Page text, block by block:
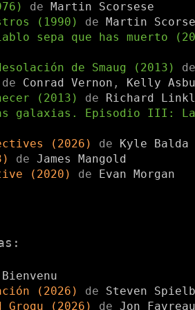
de Martin Scorsese
(1990) de Martin
sepa que has muerto
de Smaug (2013)
de Conrad Vernon , Kelly
(2013) de Richard
galaxias. Episodio III:
(2026) de Kyle Balda
de James Mangold
(2020) de Evan Morgan
(2026) de Steven
Grogu (2026) de Jon Favreau